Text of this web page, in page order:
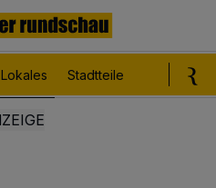
Lokales Stadtteile